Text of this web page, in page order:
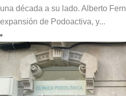
una década a su lado. Alberto
expansión de Podoactiva, y...